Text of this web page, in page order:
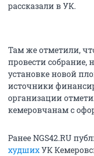
рассказали в УК.
Там же отметили,
провести собрание,
установке новой
источники
организации
кемеровчанам с
Ранее NGS42.RU
худшихУК